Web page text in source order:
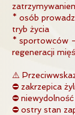
* osób
tryb życia
* sportowców
regeneracji
⚠️
⛔ zakrzepica
⛔
⛔ ostry stan